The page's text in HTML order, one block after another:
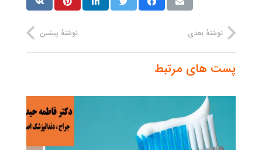
نوشتهٔ پیشین نوشتهٔ بعدی
پست های مرتبط